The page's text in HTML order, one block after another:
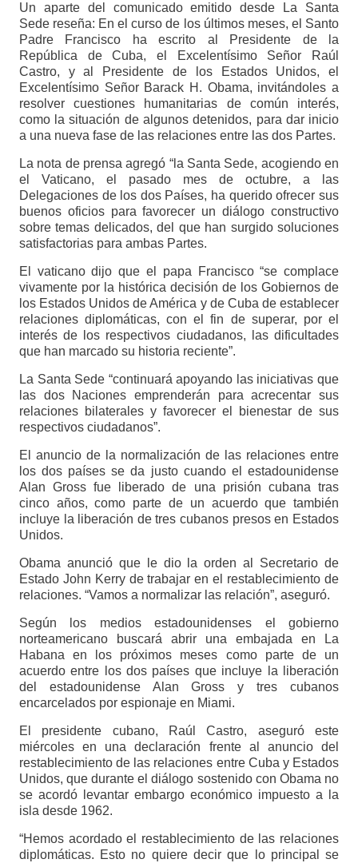
Un aparte del comunicado emitido desde La Santa
Sede reseña: En el curso de los últimos meses, el Santo
Padre Francisco ha escrito al Presidente de la
República de Cuba, el Excelentísimo Señor Raúl
Castro, y al Presidente de los Estados Unidos, el
Excelentísimo Señor Barack H. Obama, invitándoles a
resolver cuestiones humanitarias de común interés,
como la situación de algunos detenidos, para dar inicio
a una nueva fase de las relaciones entre las dos Partes.
La nota de prensa agregó “la Santa Sede, acogiendo en
el Vaticano, el pasado mes de octubre, a las
Delegaciones de los dos Países, ha querido ofrecer sus
buenos oficios para favorecer un diálogo constructivo
sobre temas delicados, del que han surgido soluciones
satisfactorias para ambas Partes.
El vaticano dijo que el papa Francisco “se complace
vivamente por la histórica decisión de los Gobiernos de
los Estados Unidos de América y de Cuba de establecer
relaciones diplomáticas, con el fin de superar, por el
interés de los respectivos ciudadanos, las dificultades
que han marcado su historia reciente”.
La Santa Sede “continuará apoyando las iniciativas que
las dos Naciones emprenderán para acrecentar sus
relaciones bilaterales y favorecer el bienestar de sus
respectivos ciudadanos”.
El anuncio de la normalización de las relaciones entre
los dos países se da justo cuando el estadounidense
Alan Gross fue liberado de una prisión cubana tras
cinco años, como parte de un acuerdo que también
incluye la liberación de tres cubanos presos en Estados
Unidos.
Obama anunció que le dio la orden al Secretario de
Estado John Kerry de trabajar en el restablecimiento de
relaciones. “Vamos a normalizar las relación”, aseguró.
Según los medios estadounidenses el gobierno
norteamericano buscará abrir una embajada en La
Habana en los próximos meses como parte de un
acuerdo entre los dos países que incluye la liberación
del estadounidense Alan Gross y tres cubanos
encarcelados por espionaje en Miami.
El presidente cubano, Raúl Castro, aseguró este
miércoles en una declaración frente al anuncio del
restablecimiento de las relaciones entre Cuba y Estados
Unidos, que durante el diálogo sostenido con Obama no
se acordó levantar embargo económico impuesto a la
isla desde 1962.
“Hemos acordado el restablecimiento de las relaciones
diplomáticas. Esto no quiere decir que lo principal se